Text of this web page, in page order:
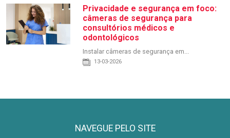
Privacidade e segurança em foco:
câmeras de segurança para
consultórios médicos e
odontológicos
Instalar câmeras de segurança em...
13-03-2026
NAVEGUE PELO SITE